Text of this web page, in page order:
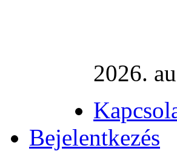
2026.
Bejelentkezés